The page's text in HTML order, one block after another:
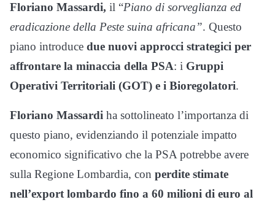
Floriano Massardi, il “Piano di sorveglianza ed
eradicazione della Peste suina africana”. Questo
piano introduce due nuovi approcci strategici per
affrontare la minaccia della PSA: i Gruppi
Operativi Territoriali (GOT) e i Bioregolatori.
Floriano Massardi ha sottolineato l’importanza di
questo piano, evidenziando il potenziale impatto
economico significativo che la PSA potrebbe avere
sulla Regione Lombardia, con perdite stimate
nell’export lombardo fino a 60 milioni di euro al